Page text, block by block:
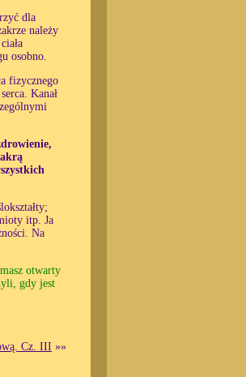
dla
należy
osobno.
fizycznego
Kanał
itp. Ja
Na
otwarty
gdy jest
Cz. III »»